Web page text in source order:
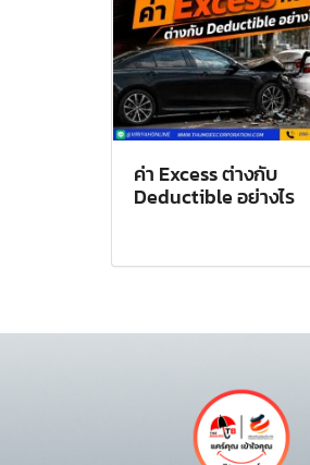
ค่า Excess ต่างกับ
Deductible อย่างไร